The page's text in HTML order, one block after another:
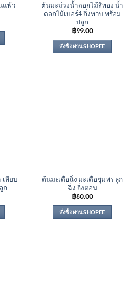
แพ้ว
ต้นมะม่วงน้ำดอกไม้สีทอง น้ำ
ดอกไม้เบอร์4 กิ่งทาบ พร้อม
ปลูก
฿99.00
สั่งซื้อผ่าน SHOPEE
เสียบ
ก
ต้นมะเดื่อฉิ่ง มะเดื่อชุมพร ลูก
ฉิ่ง กิ่งตอน
฿80.00
สั่งซื้อผ่าน SHOPEE